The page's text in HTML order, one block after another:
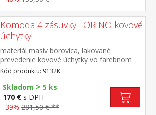
Komoda 4 zásuvky TORINO kovové
úchytky
materiál masív borovica, lakované
prevedenie kovové úchytky vo farebnom
prevedení černená mosadz štyri zásuvky s
kovovými pojazdmi
Kód produktu: 9132K
Skladom > 5 ks
170 € s DPH
-39% 281,50 € **